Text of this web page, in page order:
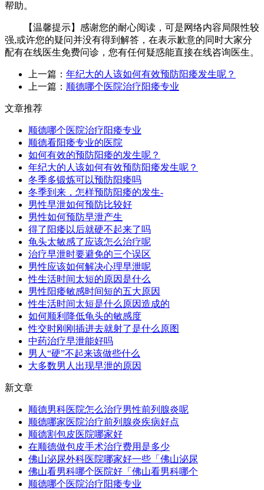
帮助。
【温馨提示】感谢您的耐心阅读，可是网络内容局限性较
强,或许您的疑问并没有得到解答，在表示歉意的同时大家分
配有在线医生免费问诊，您有任何疑惑能直接在线咨询医生。
上一篇： 年纪大的人该如何有效预防阳痿发生呢？
上一篇： 顺德哪个医院治疗阳痿专业
文章推荐
顺德哪个医院治疗阳痿专业
顺德看阳痿专业的医院
如何有效的预防阳痿的发生呢？
年纪大的人该如何有效预防阳痿发生呢？
冬季多锻炼可以预防阳痿吗
冬季到来，怎样预防阳痿的发生-
男性早泄如何预防比较好
男性如何预防早泄产生
得了阳痿以后就硬不起来了吗
龟头太敏感了应该怎么治疗呢
治疗早泄时要避免的三个误区
男性应该如何解决心理早泄呢
性生活时间太短的原因是什么
男性阳痿敏感时间短的五大原因
性生活时间太短是什么原因造成的
如何顺利降低龟头的敏感度
性交时刚刚插进去就射了是什么原图
中药治疗早泄能好吗
男人“硬”不起来该做些什么
大多数男人出现早泄的原因
新文章
顺德男科医院怎么治疗男性前列腺炎呢
顺德哪家医院治疗前列腺炎疾病好点
顺德割包皮医院哪家好
在顺德做包皮手术治疗费用是多少
佛山泌尿外科医院哪家好一些「佛山泌尿
佛山看男科哪个医院好「佛山看男科哪个
顺德哪个医院治疗阳痿专业